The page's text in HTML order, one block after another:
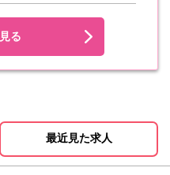
る
最近見た求人